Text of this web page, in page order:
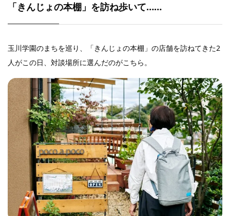
「きんじょの本棚」を訪ね歩いて……
玉川学園のまちを巡り、「きんじょの本棚」の店舗を訪ねてきた2
人がこの日、対談場所に選んだのがこちら。